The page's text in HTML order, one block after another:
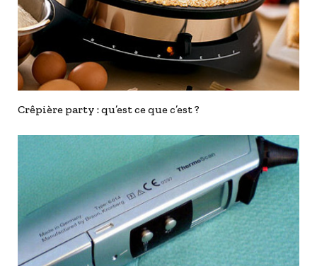
Crêpière party : qu’est ce que c’est ?